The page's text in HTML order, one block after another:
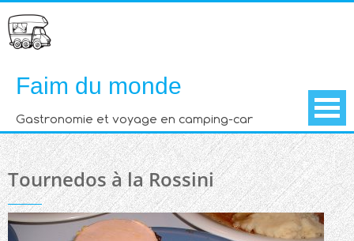
to
content
Faim du monde
Gastronomie et voyage en camping-car
Tournedos à la Rossini